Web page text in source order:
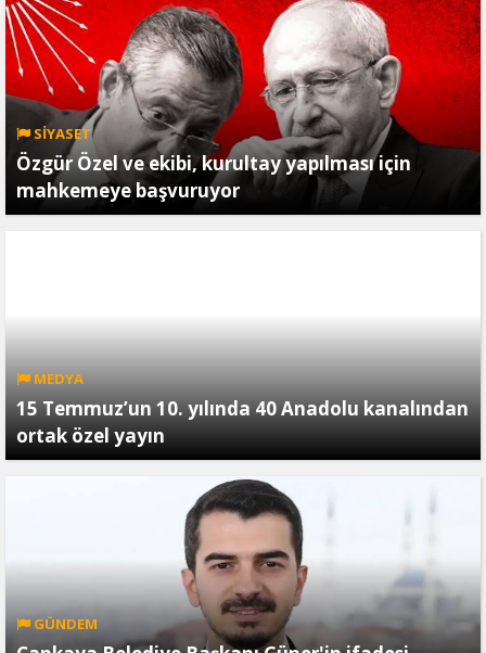
SİYASET
Özgür Özel ve ekibi, kurultay yapılması için
mahkemeye başvuruyor
MEDYA
15 Temmuz’un 10. yılında 40 Anadolu kanalından
ortak özel yayın
GÜNDEM